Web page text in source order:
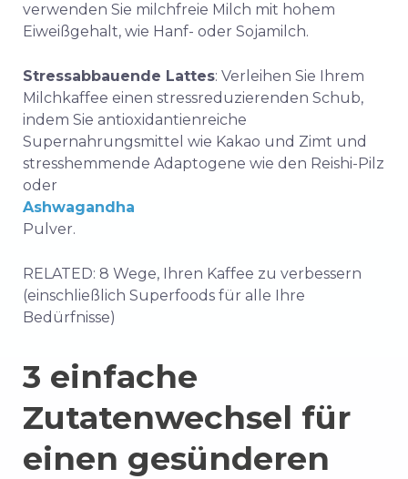
verwenden Sie milchfreie Milch mit hohem
Eiweißgehalt, wie Hanf- oder Sojamilch.
Stressabbauende Lattes: Verleihen Sie Ihrem
Milchkaffee einen stressreduzierenden Schub,
indem Sie antioxidantienreiche
Supernahrungsmittel wie Kakao und Zimt und
stresshemmende Adaptogene wie den Reishi-Pilz
oder
Ashwagandha
Pulver.
RELATED: 8 Wege, Ihren Kaffee zu verbessern
(einschließlich Superfoods für alle Ihre
Bedürfnisse)
3 einfache
Zutatenwechsel für
einen gesünderen